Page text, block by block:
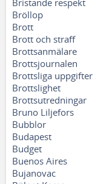
Bristande respekt
Bröllop
Brott
Brott och straff
Brottsanmälare
Brottsjournalen
Brottsliga uppgifter
Brottslighet
Brottsutredningar
Bruno Liljefors
Bubblor
Budapest
Budget
Buenos Aires
Bujanovac